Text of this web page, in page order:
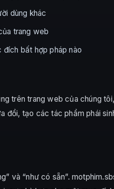
dùng khác
trang web
bất hợp pháp nào
trên trang web của chúng
tạo các tác phẩm phái
và “như có sẵn”.